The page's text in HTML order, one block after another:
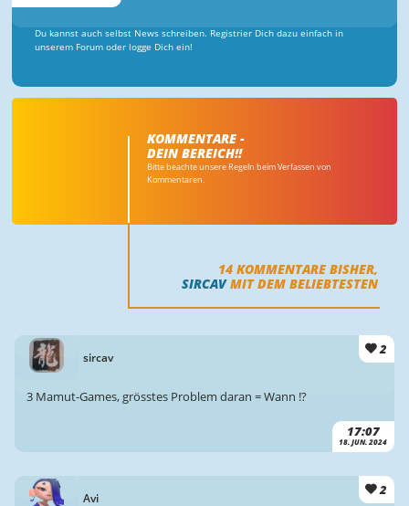
Du kannst auch selbst News schreiben. Registrier Dich dazu einfach in
unserem Forum oder logge Dich ein!
KOMMENTARE -
DEIN BEREICH!!
Bitte beachte unsere Regeln beim Verfassen von
Kommentaren.
14 KOMMENTARE BISHER,
SIRCAVMIT DEM BELIEBTESTEN
sircav
2
17:07
18. JUN. 2024
3 Mamut-Games, grösstes Problem daran = Wann !?
Avi
2